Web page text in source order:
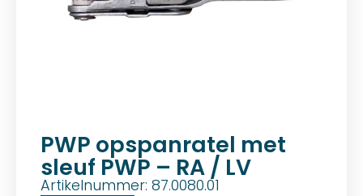
PWP opspanratel met
sleuf PWP – RA / LV
Artikelnummer: 87.0080.01